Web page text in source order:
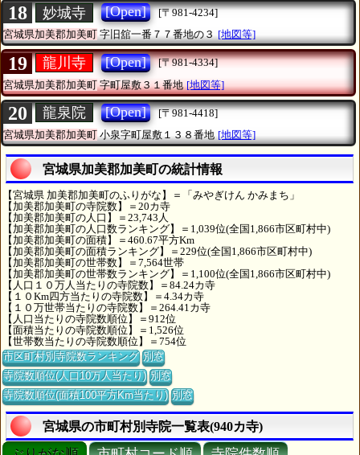
18 妙城寺 [Open]
[〒981-4234]
宮城県加美郡加美町字旧舘一番７７番地の３ [地図等]
19 龍川寺 [Open]
[〒981-4334]
宮城県加美郡加美町字町屋敷３１番地 [地図等]
20 龍泉院 [Open]
[〒981-4418]
宮城県加美郡加美町 小泉字町屋敷１３８番地 [地図等]
宮城県加美郡加美町の統計情報
【宮城県 加美郡加美町のふりがな】＝「みやぎけん かみまち」
【加美郡加美町の寺院数】＝20カ寺
【加美郡加美町の人口】＝23,743人
【加美郡加美町の人口数ランキング】＝1,039位(全国1,866市区町村中)
【加美郡加美町の面積】＝460.67平方Km
【加美郡加美町の面積ランキング】＝229位(全国1,866市区町村中)
【加美郡加美町の世帯数】＝7,564世帯
【加美郡加美町の世帯数ランキング】＝1,100位(全国1,866市区町村中)
【人口１０万人当たりの寺院数】＝84.24カ寺
【１０Km四方当たりの寺院数】＝4.34カ寺
【１０万世帯当たりの寺院数】＝264.41カ寺
【人口当たりの寺院数順位】＝912位
【面積当たりの寺院数順位】＝1,526位
【世帯数当たりの寺院数順位】＝754位
市区町村別寺院数ランキング 別窓
寺院数順位(人口10万人当たり) 別窓
寺院数順位(面積100平方Km当たり) 別窓
宮城県の市町村別寺院一覧表(940カ寺)